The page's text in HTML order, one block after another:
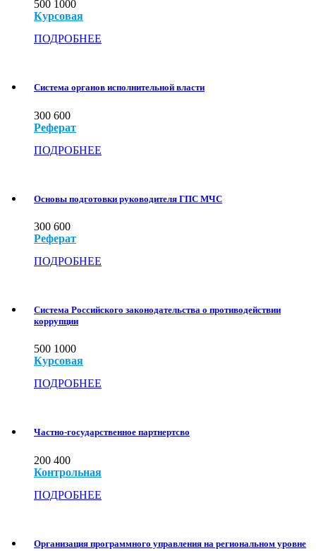
500 1000
Курсовая
ПОДРОБНЕЕ
Система органов исполнительной власти
300 600
Реферат
ПОДРОБНЕЕ
Основы подготовки руководителя ГПС МЧС
300 600
Реферат
ПОДРОБНЕЕ
Система Российского законодательства о противодействии
коррупции
500 1000
Курсовая
ПОДРОБНЕЕ
Частно-государственное партнертсво
200 400
Контрольная
ПОДРОБНЕЕ
Организация программного управления на региональном уровне